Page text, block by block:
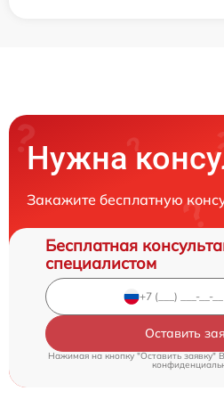
Нужна
Закажите бесплатную
Бесплатная
специалистом
Оставить
Нажимая на кнопку "Оставить заявку"